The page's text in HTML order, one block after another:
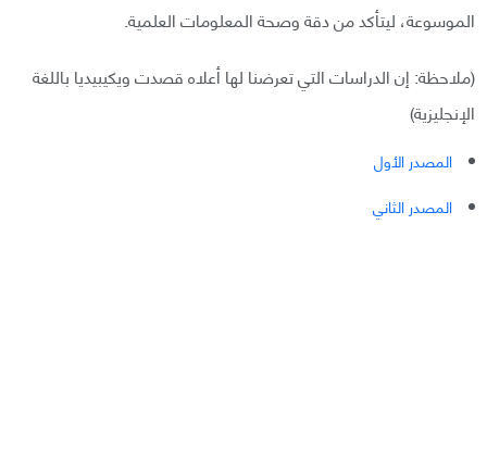
الموسوعة، ليتأكد من دقة وصحة المعلومات العلمية.
(ملاحظة: إن الدراسات التي تعرضنا لها أعلاه قصدت ويكيبيديا باللغة
الإنجليزية)
المصدر الأول
المصدر الثاني